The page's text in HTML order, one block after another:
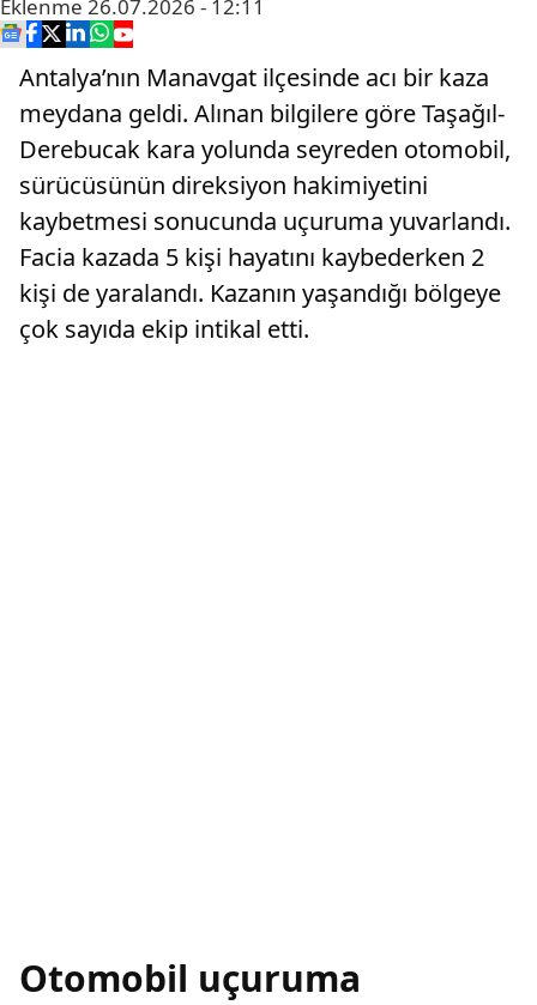
Eklenme 26.07.2026 - 12:11
Antalya’nın Manavgat ilçesinde acı bir kaza
meydana geldi. Alınan bilgilere göre Taşağıl-
Derebucak kara yolunda seyreden otomobil,
sürücüsünün direksiyon hakimiyetini
kaybetmesi sonucunda uçuruma yuvarlandı.
Facia kazada 5 kişi hayatını kaybederken 2
kişi de yaralandı. Kazanın yaşandığı bölgeye
çok sayıda ekip intikal etti.
Otomobil uçuruma